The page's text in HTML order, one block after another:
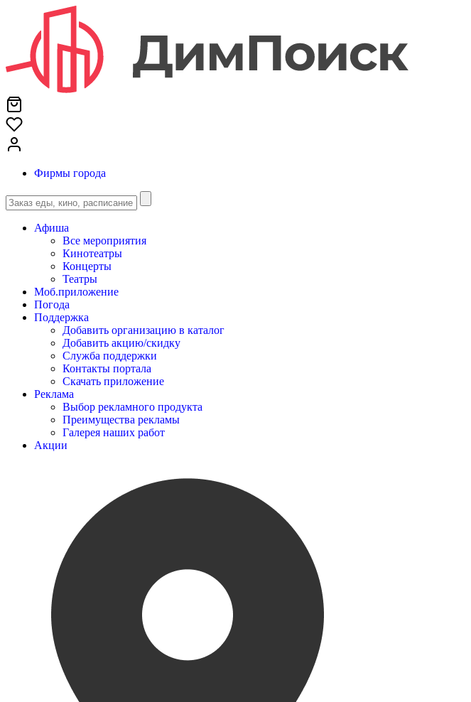
Фирмы города
Афиша
Все мероприятия
Кинотеатры
Концерты
Театры
Моб.приложение
Погода
Поддержка
Добавить организацию в каталог
Добавить акцию/скидку
Служба поддержки
Контакты портала
Скачать приложение
Реклама
Выбор рекламного продукта
Преимущества рекламы
Галерея наших работ
Акции